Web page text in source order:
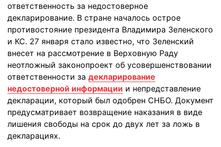
ответственность за недостоверное
декларирование. В стране началось острое
противостояние президента Владимира Зеленского
и КС. 27 января стало известно, что Зеленский
внесет на рассмотрение в Верховную Раду
неотложный законопроект об усовершенствовании
ответственности за декларирование
недостоверной информации и непредставление
декларации, который был одобрен СНБО. Документ
предусматривает возвращение наказания в виде
лишения свободы на срок до двух лет за ложь в
декларациях.